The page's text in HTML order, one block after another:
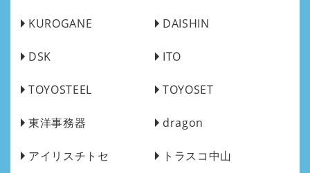
KUROGANE DAISHIN
DSK ITO
TOYOSTEEL TOYOSET
東洋事務器 dragon
アイリスチトセ トラスコ中山